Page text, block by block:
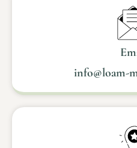
info@loam-